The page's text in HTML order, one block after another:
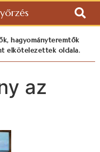
hagyományteremtők
elkötelezettek oldala.
az